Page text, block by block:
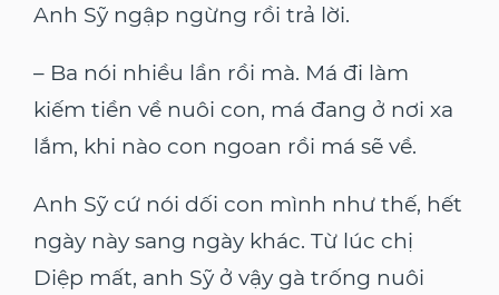
Anh Sỹ ngập ngừng rồi trả lời.
– Ba nói nhiều lần rồi mà. Má đi làm
kiếm tiền về nuôi con, má đang ở nơi xa
lắm, khi nào con ngoan rồi má sẽ về.
Anh Sỹ cứ nói dối con mình như thế, hết
ngày này sang ngày khác. Từ lúc chị
Diệp mất, anh Sỹ ở vậy gà trống nuôi